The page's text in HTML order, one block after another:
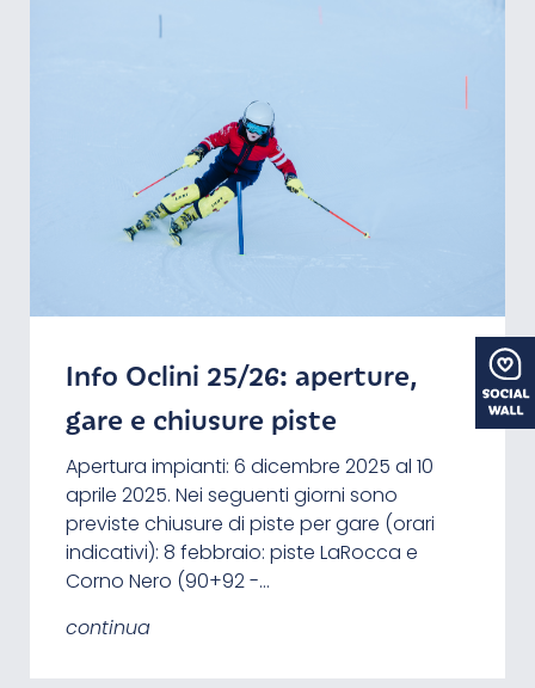
Info Oclini 25/26: aperture,
gare e chiusure piste
Apertura impianti: 6 dicembre 2025 al 10
aprile 2025. Nei seguenti giorni sono
previste chiusure di piste per gare (orari
indicativi): 8 febbraio: piste LaRocca e
Corno Nero (90+92 -…
continua
L’alba sul Corno Bianco
Un'escursione all'alba sulla cima del Corno
Ecco qualche ora del alba per
programmare al meglio la gita: 10. aprile:
ore 6:46 30. aprile: ore 6:14…
continua
Il Passo Oclini su Google
Street View
Poco fa sono stati mappati i sentieri del
Passo Oclini per Google Street View, come
é già stato fatto in precedenza per il
GEOPARC Bletterbach. Ora é possibile
passegiare virtualmente…
continua